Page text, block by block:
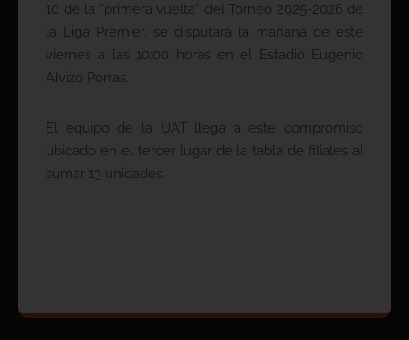
10 de la “primera vuelta” del Torneo 2025-2026 de
la Liga Premier, se disputará la mañana de este
viernes a las 10:00 horas en el Estadio Eugenio
Alvizo Porras.
El equipo de la UAT llega a este compromiso
ubicado en el tercer lugar de la tabla de filiales al
sumar 13 unidades.